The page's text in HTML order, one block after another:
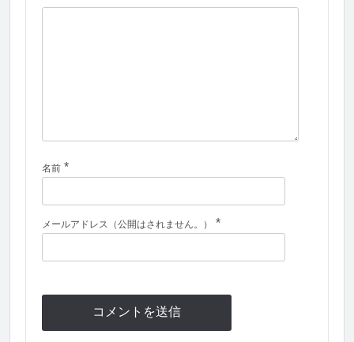
名前 *
メールアドレス（公開はされません。） *